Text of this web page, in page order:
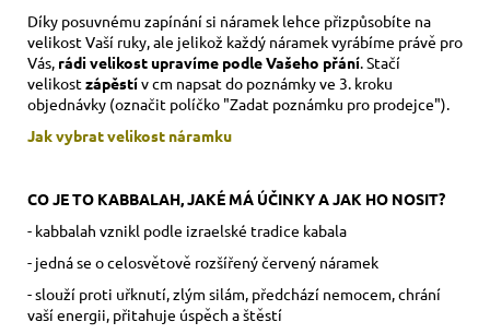
Díky posuvnému zapínání si náramek lehce přizpůsobíte na
velikost Vaší ruky, ale jelikož každý náramek vyrábíme právě pro
Vás, rádi velikost upravíme podle Vašeho přání . Stačí
velikostzápěstív cm napsat do poznámky ve 3. kroku
objednávky (označit políčko "Zadat poznámku pro prodejce").
Jak vybrat velikost náramku
CO JE TO KABBALAH, JAKÉ MÁ ÚČINKY A JAK HO NOSIT?
- kabbalah vznikl podle izraelské tradice kabala
- jedná se o celosvětově rozšířený červený náramek
- slouží proti uřknutí, zlým silám, předchází nemocem, chrání
vaší energii, přitahuje úspěch a štěstí